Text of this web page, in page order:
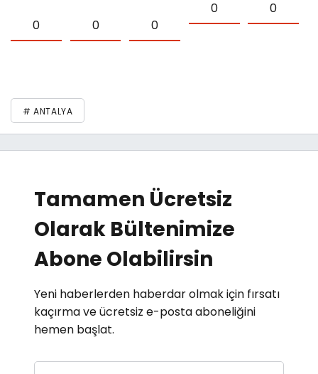
0 0 0
0 0
# ANTALYA
Tamamen Ücretsiz
Olarak Bültenimize
Abone Olabilirsin
Yeni haberlerden haberdar olmak için fırsatı
kaçırma ve ücretsiz e-posta aboneliğini
hemen başlat.